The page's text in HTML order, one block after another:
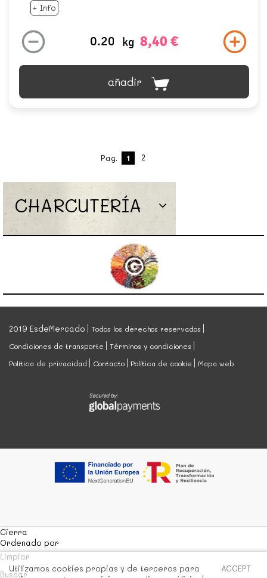
+ Info
kg 8,40 €
añadir
Pag. 1 2
CHARCUTERÍA
2019 EsdeMercado
Todos los derechos reservados
Condiciones de transporte
Términos y condiciones
Política de privacidad
Contacto Política de cookie Mapa web
ACCEPT
Utilizamos cookies propias y de terceros para
Cierra
Ordenado por
Limpiar
Buscar